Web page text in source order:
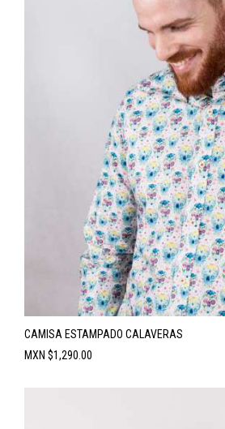
CAMISA ESTAMPADO CALAVERAS
Precio
MXN $1,290.00